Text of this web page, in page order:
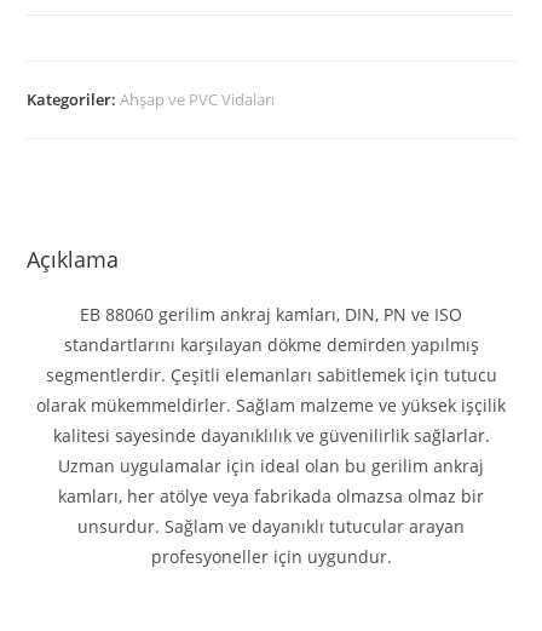
Kategoriler:Ahşap ve PVC Vidaları
Açıklama
EB 88060 gerilim ankraj kamları, DIN, PN ve ISO
standartlarını karşılayan dökme demirden yapılmış
segmentlerdir. Çeşitli elemanları sabitlemek için tutucu
olarak mükemmeldirler. Sağlam malzeme ve yüksek işçilik
kalitesi sayesinde dayanıklılık ve güvenilirlik sağlarlar.
Uzman uygulamalar için ideal olan bu gerilim ankraj
kamları, her atölye veya fabrikada olmazsa olmaz bir
unsurdur. Sağlam ve dayanıklı tutucular arayan
profesyoneller için uygundur.